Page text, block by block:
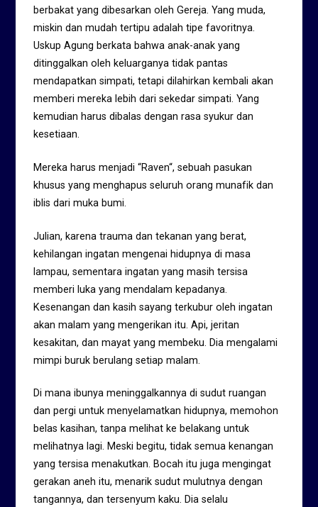
berbakat yang dibesarkan oleh Gereja. Yang muda,
miskin dan mudah tertipu adalah tipe favoritnya.
Uskup Agung berkata bahwa anak-anak yang
ditinggalkan oleh keluarganya tidak pantas
mendapatkan simpati, tetapi dilahirkan kembali akan
memberi mereka lebih dari sekedar simpati. Yang
kemudian harus dibalas dengan rasa syukur dan
kesetiaan.
Mereka harus menjadi “Raven“, sebuah pasukan
khusus yang menghapus seluruh orang munafik dan
iblis dari muka bumi.
Julian, karena trauma dan tekanan yang berat,
kehilangan ingatan mengenai hidupnya di masa
lampau, sementara ingatan yang masih tersisa
memberi luka yang mendalam kepadanya.
Kesenangan dan kasih sayang terkubur oleh ingatan
akan malam yang mengerikan itu. Api, jeritan
kesakitan, dan mayat yang membeku. Dia mengalami
mimpi buruk berulang setiap malam.
Di mana ibunya meninggalkannya di sudut ruangan
dan pergi untuk menyelamatkan hidupnya, memohon
belas kasihan, tanpa melihat ke belakang untuk
melihatnya lagi. Meski begitu, tidak semua kenangan
yang tersisa menakutkan. Bocah itu juga mengingat
gerakan aneh itu, menarik sudut mulutnya dengan
tangannya, dan tersenyum kaku. Dia selalu